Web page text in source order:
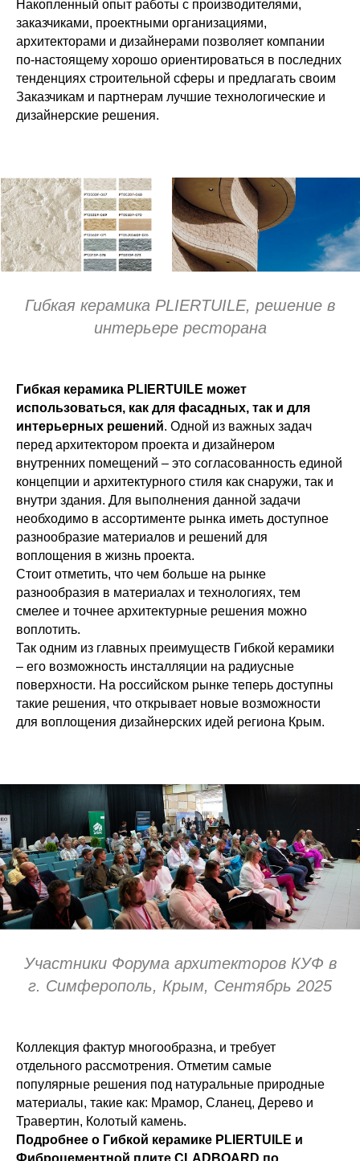
Накопленный опыт работы с производителями,
заказчиками, проектными организациями,
архитекторами и дизайнерами позволяет компании
по-настоящему хорошо ориентироваться в последних
тенденциях строительной сферы и предлагать своим
Заказчикам и партнерам лучшие технологические и
дизайнерские решения.
Гибкая керамика PLIERTUILE, решение в
интерьере ресторана
Гибкая керамика PLIERTUILE может
использоваться, как для фасадных, так и для
интерьерных решений. Одной из важных задач
перед архитектором проекта и дизайнером
внутренних помещений – это согласованность единой
концепции и архитектурного стиля как снаружи, так и
внутри здания. Для выполнения данной задачи
необходимо в ассортименте рынка иметь доступное
разнообразие материалов и решений для
воплощения в жизнь проекта.
Стоит отметить, что чем больше на рынке
разнообразия в материалах и технологиях, тем
смелее и точнее архитектурные решения можно
воплотить.
Так одним из главных преимуществ Гибкой керамики
– его возможность инсталляции на радиусные
поверхности. На российском рынке теперь доступны
такие решения, что открывает новые возможности
для воплощения дизайнерских идей региона Крым.
Участники Форума архитекторов КУФ в
г. Симферополь, Крым, Сентябрь 2025
Коллекция фактур многообразна, и требует
отдельного рассмотрения. Отметим самые
популярные решения под натуральные природные
материалы, такие как: Мрамор, Сланец, Дерево и
Травертин, Колотый камень.
Подробнее о Гибкой керамике PLIERTUILE и
Фиброцементной плите CLADBOARD по
PIR-Кровля Смарт
PIR-плиты PirroSlope
Теплоизоляция
Теплоизоляция PIR
Теплоизоляция для кровли
Теплоизоляция для стен
Техническая изоляция
Звукоизоляция
Теплоизоляция для фасадов
Теплоизоляция для пола
Теплоизоляция ROCKWOOL
Подсистема для вентфасада Sirius
Химические анкера
Фасадный дюбель для теплоизоляции
Дюбель для плоской кровли
Саморезы-шурупы
Фасадные материалы
Японские фиброцементные панели Нитиха
Гибкая керамика Pliertuile
Фиброцементные панели CLADBOARD
Фасадные панели ЭКВИТОН
Гидроизоляция Fatrafol
Битумные рулонные материалы Icopal
Кровельные материалы
Гидроизоляция
Поставщик строительных и отделочных материалов
mail@araks.ru
+ 7 (861) 253-73-66
г. Краснодар, ул. Красных Партизан 567/Б, 2 этаж